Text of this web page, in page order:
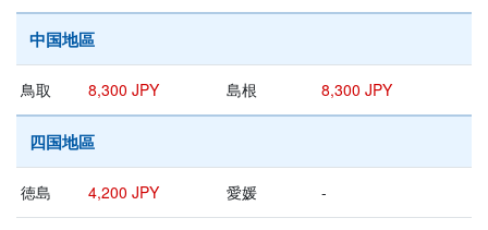
中国地區
鳥取 8,300 JPY 島根 8,300 JPY
四国地區
徳島 4,200 JPY 愛媛 -